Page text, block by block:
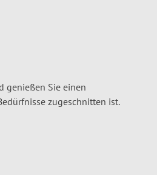
genießen Sie einen
zugeschnitten ist.